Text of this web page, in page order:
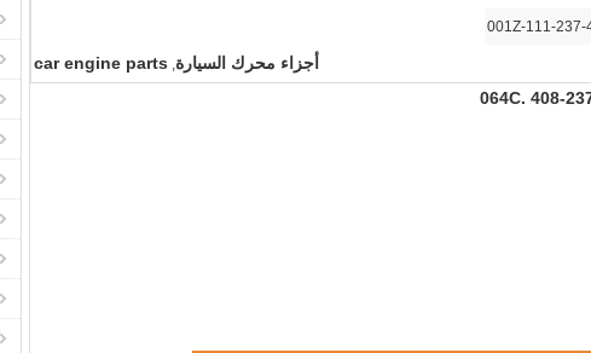
أجزاء محرك السيارة,
car engine parts
408-